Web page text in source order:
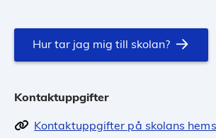
Hur tar jag mig till skolan?
Kontaktuppgifter
Kontaktuppgifter på skolans